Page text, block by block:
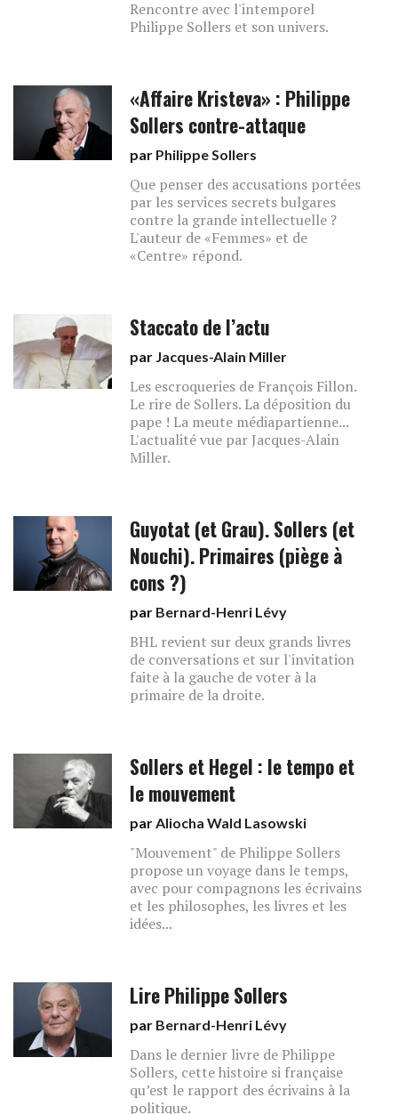
Rencontre avec l'intemporel
Philippe Sollers et son univers.
«Affaire Kristeva» : Philippe
Sollers contre-attaque
par Philippe Sollers
Que penser des accusations portées
par les services secrets bulgares
contre la grande intellectuelle ?
L'auteur de «Femmes» et de
«Centre» répond.
Staccato de l’actu
par Jacques-Alain Miller
Les escroqueries de François Fillon.
Le rire de Sollers. La déposition du
pape ! La meute médiapartienne...
L'actualité vue par Jacques-Alain
Miller.
Guyotat (et Grau). Sollers (et
Nouchi). Primaires (piège à
cons ?)
par Bernard-Henri Lévy
BHL revient sur deux grands livres
de conversations et sur l'invitation
faite à la gauche de voter à la
primaire de la droite.
Sollers et Hegel : le tempo et
le mouvement
parAliocha Wald Lasowski
"Mouvement" de Philippe Sollers
propose un voyage dans le temps,
avec pour compagnons les écrivains
et les philosophes, les livres et les
idées...
Lire Philippe Sollers
par Bernard-Henri Lévy
Dans le dernier livre de Philippe
Sollers, cette histoire si française
qu’est le rapport des écrivains à la
politique.